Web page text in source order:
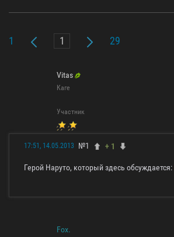
1 29
Vitas
Каге
Участник
17:51, 14.05.2013 №1 + 1
Герой Наруто, который здесь обсуждается:
Fox.